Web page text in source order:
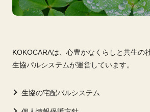
KOKOCARAは、心豊かなくらしと共生の
生協パルシステムが運営しています。
生協の宅配パルシステム